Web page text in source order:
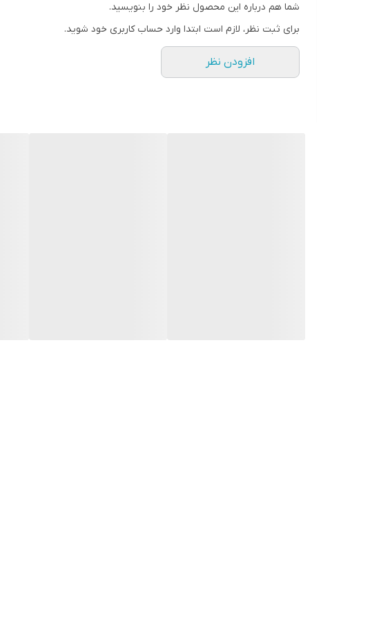
شما هم درباره این محصول نظر خود را بنویسید.
برای ثبت نظر، لازم است ابتدا وارد حساب کاربری خود شوید.
افزودن نظر